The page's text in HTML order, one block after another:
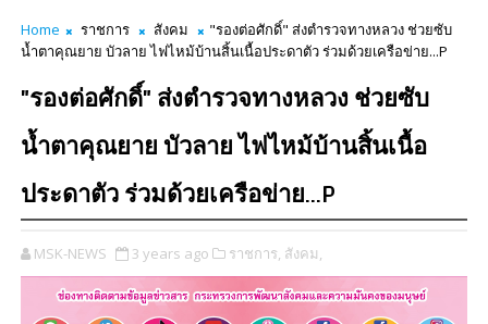
Home ราชการ สังคม
"รองต่อศักดิ์" ส่งตำรวจทางหลวง ช่วยซับ
น้ำตาคุณยาย บัวลาย ไฟไหม้บ้านสิ้นเนื้อประดาตัว ร่วมด้วยเครือข่าย...P
"รองต่อศักดิ์" ส่งตำรวจทางหลวง ช่วยซับ
น้ำตาคุณยาย บัวลาย ไฟไหม้บ้านสิ้นเนื้อ
ประดาตัว ร่วมด้วยเครือข่าย...P
MSK-NEWS 3 years ago ราชการ, สังคม,